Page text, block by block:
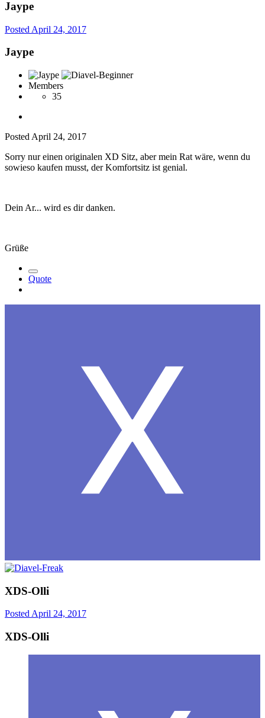
Jaype
Posted April 24, 2017
Jaype
Members
35
Posted April 24, 2017
Sorry nur einen originalen XD Sitz, aber mein Rat wäre, wenn du
sowieso kaufen musst, der Komfortsitz ist genial.
Dein Ar... wird es dir danken.
Grüße
Quote
XDS-Olli
PostedApril 24, 2017
XDS-Olli